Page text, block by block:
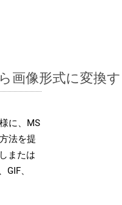
画像形式に変換
に、MS
法を提
または
、